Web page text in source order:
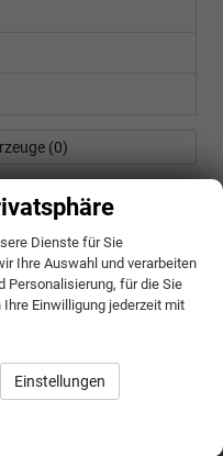
(0)
Dienste für Sie
Ihre Auswahl und verarbeiten
Personalisierung, für die Sie
Einwilligung jederzeit mit
Einstellungen